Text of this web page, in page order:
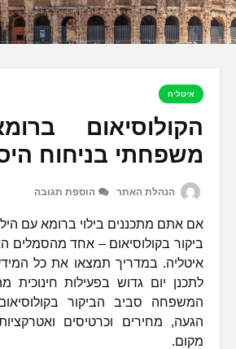
איטליה
הקולוסיאום
משפחתי בניחוח
הנהלת האתר הוספת תגובה
אם אתם מתכננים בילוי ברומא עם
ביקור בקולוסיאום – אחד מהסמלים
איטליה. במדריך תמצאו את כל
לתכנן יום גדוש בפעילות חינוכית
המשפחה סביב הביקור
הגעה, מחירים וכרטיסים
מקום.